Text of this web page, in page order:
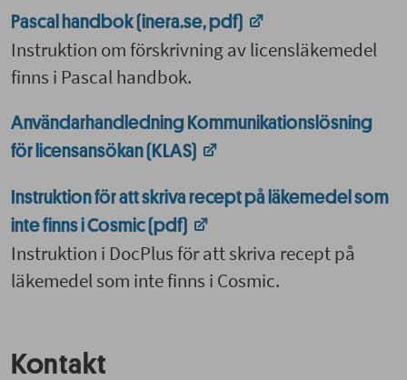
Pascal handbok (inera.se, pdf)
Instruktion om förskrivning av licensläkemedel
finns i Pascal handbok.
Användarhandledning Kommunikationslösning
för licensansökan (KLAS)
Instruktion för att skriva recept på läkemedel som
inte finns i Cosmic (pdf)
Instruktion i DocPlus för att skriva recept på
läkemedel som inte finns i Cosmic.
Kontakt